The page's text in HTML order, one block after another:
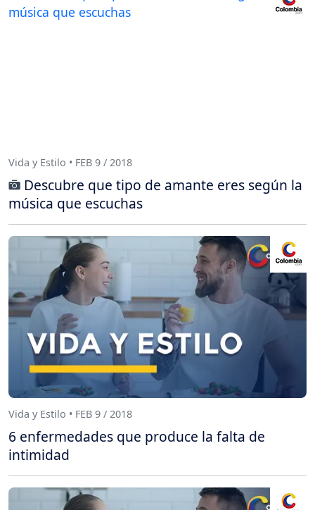
Vida y Estilo • FEB 9 / 2018
Descubre que tipo de amante eres según la
música que escuchas
Vida y Estilo • FEB 9 / 2018
6 enfermedades que produce la falta de
intimidad